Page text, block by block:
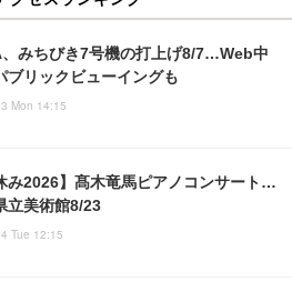
、みちびき7号機の打上げ8/7…Web中
ブリックビューイングも
Mon 14:15
み2026】髙木竜馬ピアノコンサート…
立美術館8/23
Tue 12:15